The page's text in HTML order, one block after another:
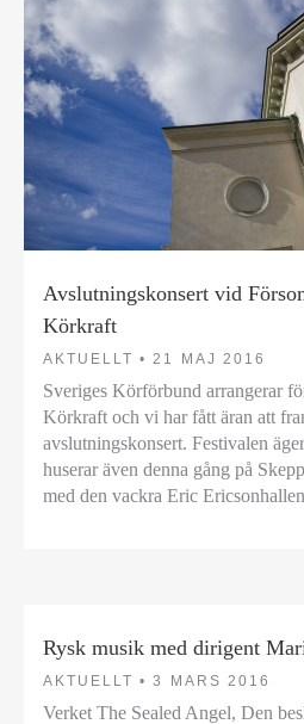
Avslutningskonsert vid
Körkraft
AKTUELLT • 21 MAJ 2016
Sveriges Körförbund arrangerar
Körkraft och vi har fått äran att
avslutningskonsert. Festivalen
huserar även denna gång på
med den vackra Eric
Rysk musik med dirigent
AKTUELLT • 3 MARS 2016
Verket The Sealed Angel, Den